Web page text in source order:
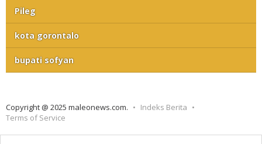
Pileg
kota gorontalo
bupati sofyan
Copyright @ 2025 maleonews.com.
Indeks Berita
Terms of Service